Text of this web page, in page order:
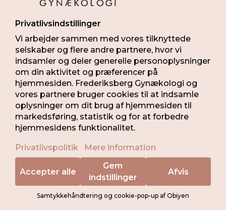
Det anbefales, at man bliver kontrolleret en gang om
praktiserende læge. Lægen vil spørge hvordan det går
og sammen med dig vurdere om det er nødvendigt at
justere behandlingen.
KONTAKT
PRAKTISK INFO